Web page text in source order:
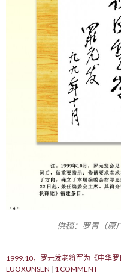
供稿：罗青（
1999.10，罗元发老将军为《中华
LUOXUNSEN
1 COMMENT